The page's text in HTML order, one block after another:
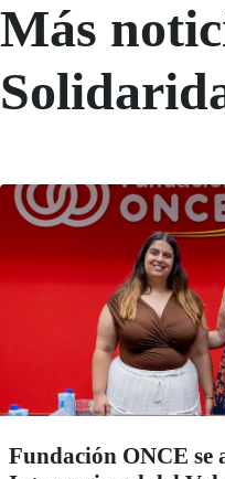
Más
Fundación ONCE se